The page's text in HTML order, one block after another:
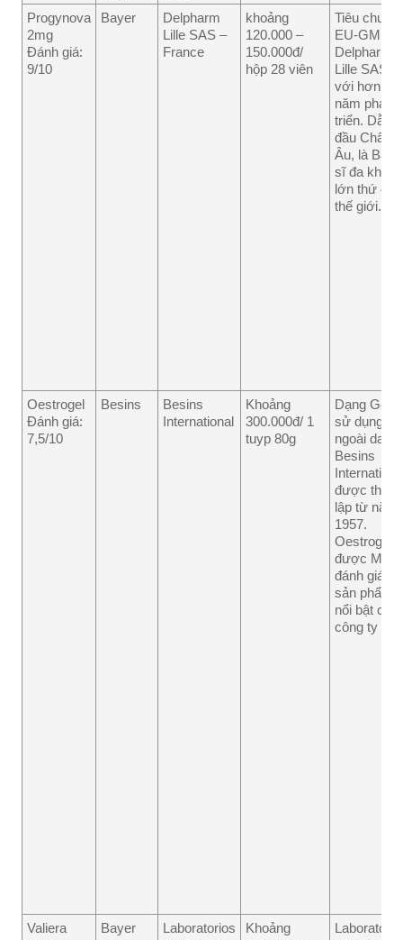
Progynova
2mg
Đánh giá:
9/10
Bayer
Delpharm
Lille SAS –
France
khoảng
120.000 –
150.000đ/
hộp 28 viên
Tiêu chuẩn:
EU-GMP
Delpharm
Lille SAS
với hơn 30
năm phát
triển. Dẫn
đầu Châu
Âu, là Bác
sĩ đa khoa
lớn thứ 4
thế giới.
Oestrogel
Đánh giá:
7,5/10
Besins
Besins
International
Khoảng
300.000đ/ 1
tuyp 80g
Dạng Gel,
sử dụng
ngoài da.
Besins
được thành
lập từ năm
1957.
Oestrogel
được
đánh giá là
sản phẩm
nổi bật của
công ty
Valiera
Bayer
Laboratorios
Khoảng